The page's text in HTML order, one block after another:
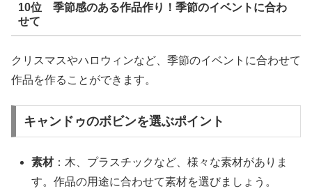
10位 季節感のある作品作り！季節のイベントに合わ
せて
クリスマスやハロウィンなど、季節のイベントに合わせて
作品を作ることができます。
キャンドゥのボビンを選ぶポイント
素材：木、プラスチックなど、様々な素材がありま
す。作品の用途に合わせて素材を選びましょう。